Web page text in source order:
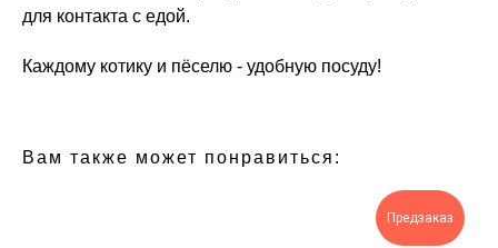
для контакта с едой.
Каждому котику и пёселю - удобную посуду!
Вам также может понравиться:
Предзаказ